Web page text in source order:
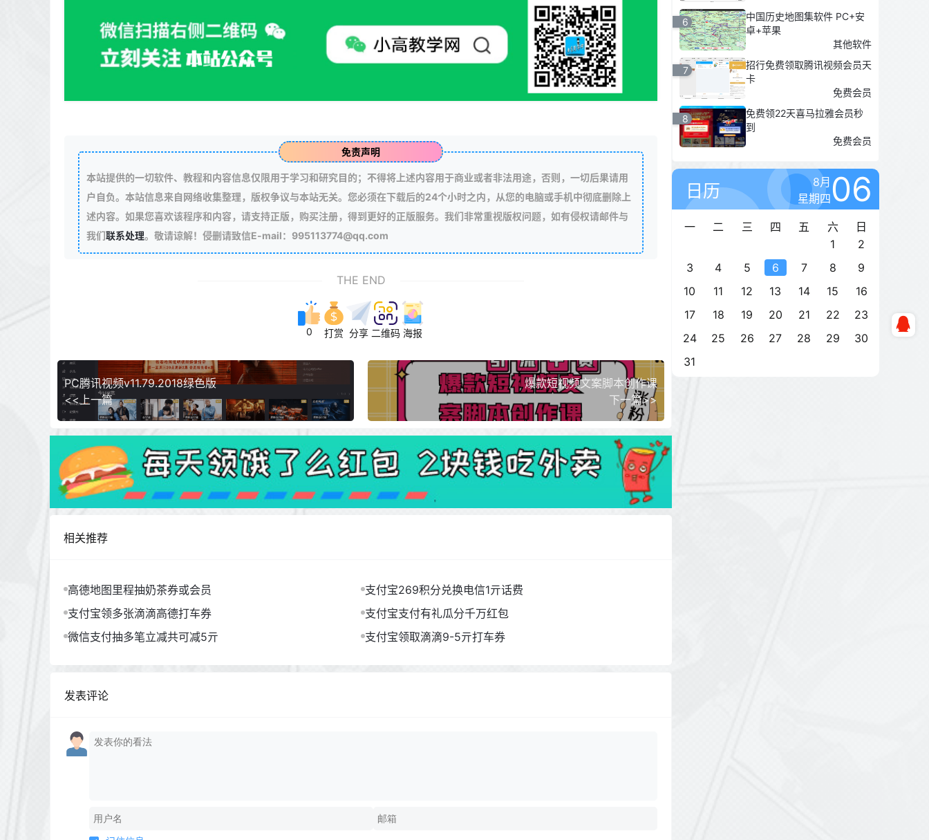
免责声明
本站提供的一切软件、教程和内容信息仅限用于学习和研究目的；不得将上述内容用于商业或者非法用途，否则，一切后果请用
户自负。本站信息来自网络收集整理，版权争议与本站无关。您必须在下载后的24个小时之内，从您的电脑或手机中彻底删除上
述内容。如果您喜欢该程序和内容，请支持正版，购买注册，得到更好的正版服务。我们非常重视版权问题，如有侵权请邮件与
我们联系处理。敬请谅解！侵删请致信E-mail：995113774@qq.com
THE END
0 打赏 分享 二维码 海报
PC腾讯视频v11.79.2018绿色版
<<上一篇
爆款短视频文案脚本创作课
下一篇>>
相关推荐
高德地图里程抽奶茶券或会员
支付宝269积分兑换电信1亓话费
支付宝领多张滴滴高德打车券
支付宝支付有礼瓜分千万红包
微信支付抽多笔立减共可减5亓
支付宝领取滴滴9-5亓打车券
发表评论
6
中国历史地图集软件 PC+安
卓+苹果
其他软件
7
招行免费领取腾讯视频会员天
卡
免费会员
8
免费领22天喜马拉雅会员秒
到
免费会员
日历
8月
星期四06
一 二 三 四 五 六
日
1
2
3
4 5 6 7 8
9
10
11 12 13 14 15
16
17
18 19 20 21 22
23
24
25 26 27 28 29
30
31